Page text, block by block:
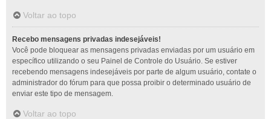
Voltar ao topo
Recebo mensagens privadas indesejáveis!
Você pode bloquear as mensagens privadas enviadas por um usuário em
específico utilizando o seu Painel de Controle do Usuário. Se estiver
recebendo mensagens indesejáveis por parte de algum usuário, contate o
administrador do fórum para que possa proibir o determinado usuário de
enviar este tipo de mensagem.
Voltar ao topo